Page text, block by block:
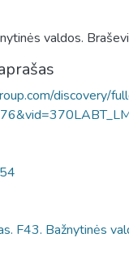
valdos.
discovery/
F43. Bažnytinės